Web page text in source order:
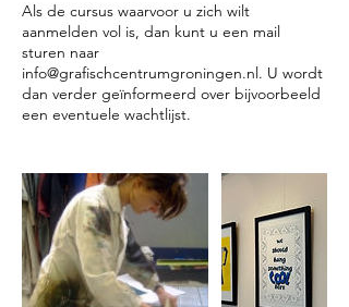
Als de cursus waarvoor u zich wilt
aanmelden vol is, dan kunt u een mail
sturen naar
info@grafischcentrumgroningen.nl. U wordt
dan verder geïnformeerd over bijvoorbeeld
een eventuele wachtlijst.